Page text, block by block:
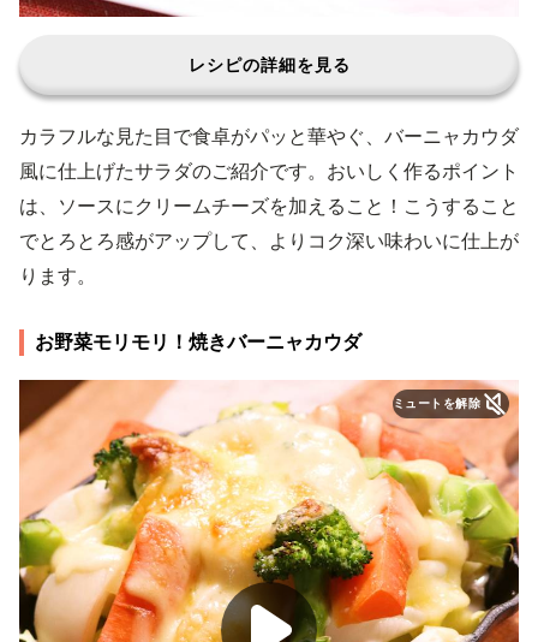
レシピの詳細を見る
カラフルな見た目で食卓がパッと華やぐ、バーニャカウダ
風に仕上げたサラダのご紹介です。おいしく作るポイント
は、ソースにクリームチーズを加えること！こうすること
でとろとろ感がアップして、よりコク深い味わいに仕上が
ります。
お野菜モリモリ！焼きバーニャカウダ
ミュートを解除